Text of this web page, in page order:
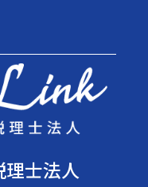
理士法人